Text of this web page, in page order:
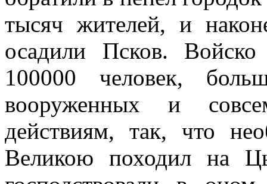
тысяч жителей, и
осадили Псков.
100000 человек,
вооруженных и
действиям, так, что
Великою походил на